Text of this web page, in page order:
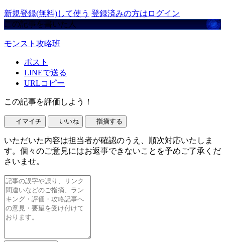
新規登録(無料)して使う 登録済みの方はログイン
この記事を書いた人
モンスト攻略班
ポスト
LINEで送る
URLコピー
この記事を評価しよう！
イマイチ いいね 指摘する
いただいた内容は担当者が確認のうえ、順次対応いたしま
す。個々のご意見にはお返事できないことを予めご了承くだ
さいませ。